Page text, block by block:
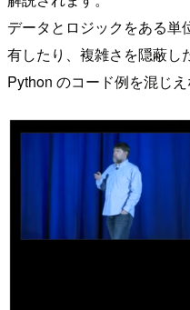
データとロジックをある単
有したり、複雑さを隠蔽し
Python のコード例を混じ